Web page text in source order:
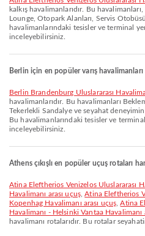
kalkış havalimanlarıdır. Bu
Lounge, Otopark Alanları, Servis
havalimanlarındaki tesisler ve terminal
inceleyebilirsiniz.
Berlin için en popüler varış
Berlin Brandenburg Uluslararası
havalimanlarıdır. Bu havalimanları
Tekerlekli Sandalye ve seyahat
Bu havalimanlarındaki tesisler ve
inceleyebilirsiniz.
Athens çıkışlı en popüler uçuş rotaları
Atina Eleftherios Venizelos Uluslararası Havalimanı - Vienna Uluslararası
Havalimanı arası uçuş,Atina Eleftherios
Kopenhag Havalimanı arası uçuş ,Atina
Havalimanı - Helsinki Vantaa Havalimanı
havalimanı rotalarıdır. Bu rotalar